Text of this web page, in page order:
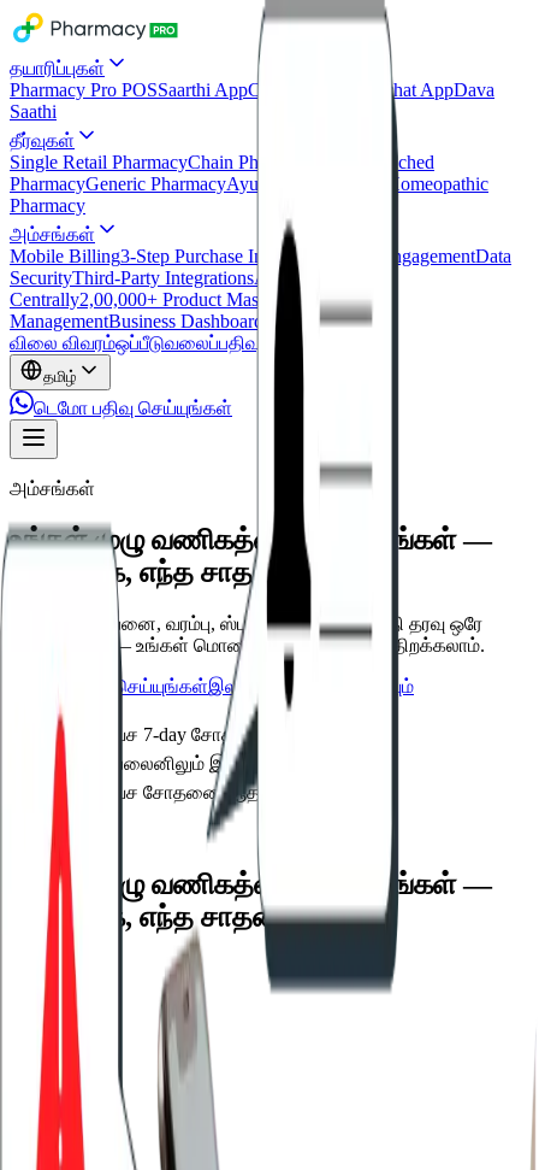
தயாரிப்புகள்
Pharmacy Pro POSSaarthi AppConsumer App Bachat AppDava
Saathi
தீர்வுகள்
Single Retail PharmacyChain Pharmacy
Clinic-Attached
PharmacyGeneric PharmacyAyurvedic Pharmacy
Homeopathic
Pharmacy
அம்சங்கள்
Mobile Billing3-Step Purchase Inward Customer EngagementData
SecurityThird-Party IntegrationsAccess Everything
Centrally2,00,000+ Product Master Users & Role
ManagementBusiness Dashboard
விலை விவரம்ஒப்பீடுவலைப்பதிவு செய்திகள்
தமிழ்
டெமோ பதிவு செய்யுங்கள்
அம்சங்கள்
உங்கள் முழு வணிகத்தையும் பாருங்கள் —
நேரடியாக, எந்த சாதனத்திலும்
நிகழ்நேர விற்பனை, வரம்பு, ஸ்டாக் மற்றும் காலாவதி தரவு ஒரே
டாஷ்போர்டில் — உங்கள் மொபைலில் எங்கிருந்தும் திறக்கலாம்.
டெமோ பதிவு செய்யுங்கள்இலவசமாக முயற்சிக்கவும்
இலவச 7-day சோதனை
ஆஃப்லைனிலும் இயங்கும்
இலவச சோதனை ஆதரவு
அம்சங்கள்
உங்கள் முழு வணிகத்தையும் பாருங்கள் —
நேரடியாக, எந்த சாதனத்திலும்
நேரடி விற்பனை மற்றும் வரம்பு — இப்போதே
நாள் இறுதி மூடலுக்கு காத்திருக்காமல் நிகழ்நேரத்தில் இன்றைய
விற்பனை, வரம்பு, பரிவர்த்தனை எண்ணிக்கை மற்றும் சராசரி பில்
மதிப்பை பாருங்கள்.